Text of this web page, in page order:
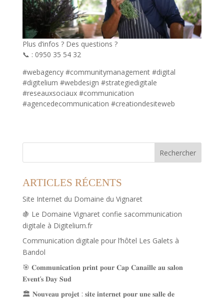
Plus d’infos ? Des questions ?
📞 : 0950 35 54 32
#webagency #communitymanagement #digital
#digitelium #webdesign #strategiedigitale
#reseauxsociaux #communication
#agencedecommunication #creationdesiteweb
Rechercher
ARTICLES RÉCENTS
Site Internet du Domaine du Vignaret
🍇 Le Domaine Vignaret confie sacommunication
digitale à Digitelium.fr
Communication digitale pour l’hôtel Les Galets à
Bandol
🎯 𝐂𝐨𝐦𝐦𝐮𝐧𝐢𝐜𝐚𝐭𝐢𝐨𝐧 𝐩𝐫𝐢𝐧𝐭 𝐩𝐨𝐮𝐫 𝐂𝐚𝐩 𝐂𝐚𝐧𝐚𝐢𝐥𝐥𝐞 𝐚𝐮 𝐬𝐚𝐥𝐨𝐧
𝐄𝐯𝐞𝐧𝐭’𝐬 𝐃𝐚𝐲 𝐒𝐮𝐝
🏛️ 𝐍𝐨𝐮𝐯𝐞𝐚𝐮 𝐩𝐫𝐨𝐣𝐞𝐭 : 𝐬𝐢𝐭𝐞 𝐢𝐧𝐭𝐞𝐫𝐧𝐞𝐭 𝐩𝐨𝐮𝐫 𝐮𝐧𝐞 𝐬𝐚𝐥𝐥𝐞 𝐝𝐞